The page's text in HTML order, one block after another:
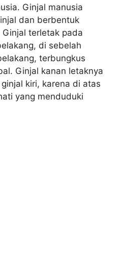
Ginjal manusia
dan berbentuk
terletak pada
di sebelah
terbungkus
Ginjal kanan letaknya
kiri, karena di atas
yang menduduki